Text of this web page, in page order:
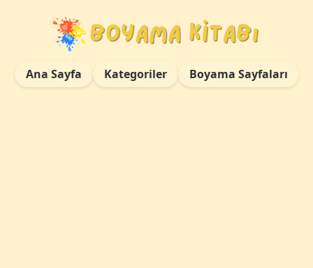
Ana Sayfa Kategoriler Boyama Sayfaları